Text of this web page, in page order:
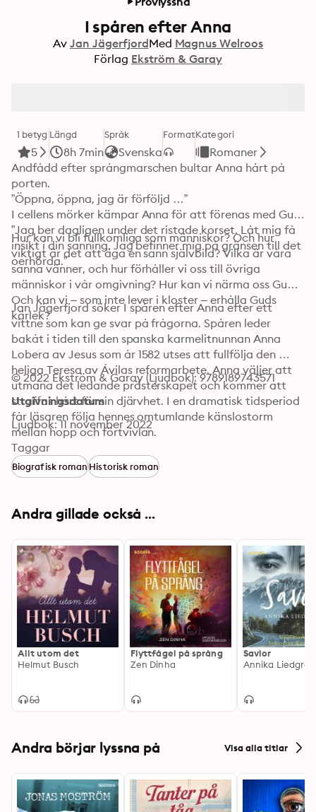
I spåren efter Anna
Av Jan JägerfjordMed Magnus Welroos
Förlag Ekström & Garay
1 betyg
5
Längd
8h 7min
Språk
Svenska
FormatKategori
Romaner
Andfådd efter språngmarschen bultar Anna hårt på
porten.
”Öppna, öppna, jag är förföljd …”
I cellens mörker kämpar Anna för att förenas med Gud.
”Jag ber dagligen under det ristade korset. Låt mig få
insikt i din sanning. Jag befinner mig på gränsen till det
oerhörda.”
Hur kan vi bli fullkomliga som människor? Och hur
viktigt är det att äga en sann självbild? Vilka är våra
sanna vänner, och hur förhåller vi oss till övriga
människor i vår omgivning? Hur kan vi närma oss Gud?
Och kan vi – som inte lever i kloster – erhålla Guds
kärlek?
Jan Jägerfjord söker I spåren efter Anna efter ett
vittne som kan ge svar på frågorna. Spåren leder
bakåt i tiden till den spanska karmelitnunnan Anna
Lobera av Jesus som år 1582 utses att fullfölja den
heliga Teresa av Ávilas reformarbete. Anna väljer att
utmana det ledande prästerskapet och kommer att
straffas hårt för sin djärvhet. I en dramatisk tidsperiod
får läsaren följa hennes omtumlande känslostorm
mellan hopp och förtvivlan.
© 2022 Ekström & Garay (Ljudbok): 9789189743571
Utgivningsdatum
Ljudbok: 11 november 2022
Taggar
Biografisk romanHistorisk roman
Andra gillade också ...
Allt utom det
Helmut Busch
Flyttfågel på språng
Zen Dinha
Savior
Annika Liedgren
Andra börjar lyssna på Visa alla titlar